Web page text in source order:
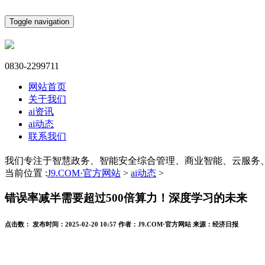
Toggle navigation
0830-2299711
网站首页
关于我们
ai资讯
ai动态
联系我们
我们专注于智慧政务、智能安全综合管理、商业智能、云服务
当前位置 :J9.COM·官方网站 > ai动态 >
错误率减半需要超过500倍算力！深度学习的未来
点击数： 发布时间： 2025-02-20 10:57 作者： J9.COM·官方网站 来源： 经济日报